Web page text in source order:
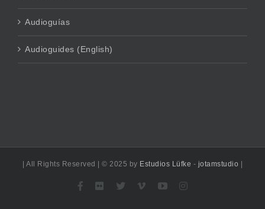
Audioguías
Audioguides (English)
| All Rights Reserved | © 2025 by Estudios Lüfke - jotamstudio |
Facebook
Flickr VimeoYouTubeInstagram